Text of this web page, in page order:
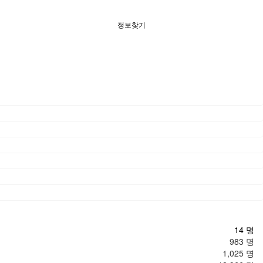
정보찾기
14 명
983 명
1,025 명